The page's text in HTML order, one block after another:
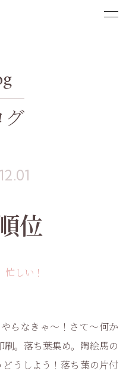
グ
位
しい！
らなきゃ～！さて～何か
。落ち葉集め。陶絵馬の
うしよう！落ち葉の片付